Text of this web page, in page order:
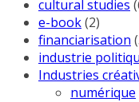
cultural studies
e-book(2)
financiarisation
industrie
Industries
numérique